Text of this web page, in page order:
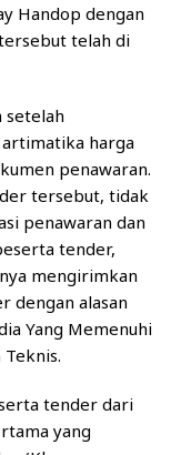
Handop dengan
telah di
setelah
harga
penawaran.
tersebut, tidak
penawaran dan
tender,
mengirimkan
dengan alasan
Yang Memenuhi
tender dari
yang